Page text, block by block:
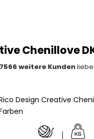
Chenillove
7566 weitere Kunden
Design Creative